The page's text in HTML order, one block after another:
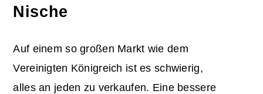
Nische
Auf einem so großen Markt wie dem
Vereinigten Königreich ist es schwierig,
alles an jeden zu verkaufen. Eine bessere